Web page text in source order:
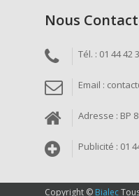
Nous
Tél. : 01 44 42
Email :
Adresse : BP
Publicité : 01
Copyright © Bialec